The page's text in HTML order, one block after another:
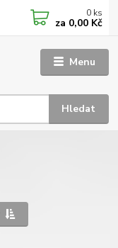
Menu
Hledat
0 ks
za 0,00 Kč